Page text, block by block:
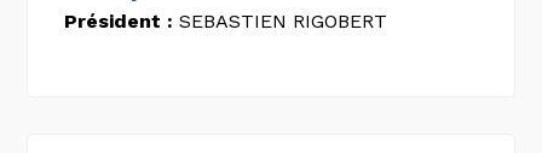
Président : SEBASTIEN RIGOBERT